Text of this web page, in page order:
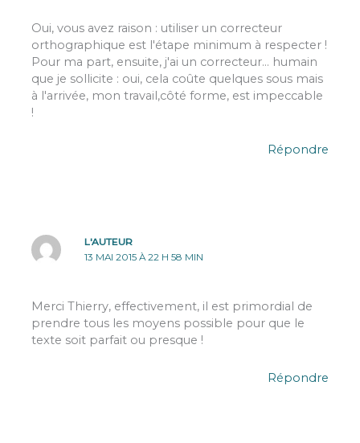
Oui, vous avez raison : utiliser un correcteur
orthographique est l'étape minimum à respecter !
Pour ma part, ensuite, j'ai un correcteur… humain
que je sollicite : oui, cela coûte quelques sous mais
à l'arrivée, mon travail,côté forme, est impeccable
!
Répondre
L'AUTEUR
13 MAI 2015 À 22 H 58 MIN
Merci Thierry, effectivement, il est primordial de
prendre tous les moyens possible pour que le
texte soit parfait ou presque !
Répondre